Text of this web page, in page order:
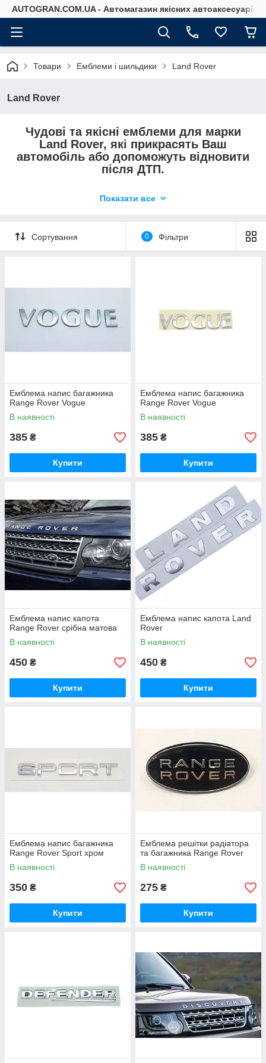
AUTOGRAN.COM.UA - Автомагазин якісних автоаксесуарів
Товари Емблеми і шильдики Land Rover
Land Rover
Чудові та якісні емблеми для марки
Land Rover, які прикрасять Ваш
автомобіль або допоможуть відновити
після ДТП.
емблеми та шильдіки.
Не знайшли те, що потрібно —
перетелефонуйте та уточніть.
Показати все
Сортування 0 Фільтри
Емблема напис багажника
Range Rover Vogue
В наявності
385 ₴
Купити
Емблема напис багажника
Range Rover Vogue
В наявності
385 ₴
Купити
Емблема напис капота
Range Rover срібна матова
В наявності
450 ₴
Купити
Емблема напис капота Land
Rover
В наявності
450 ₴
Купити
Емблема напис багажника
Range Rover Sport хром
В наявності
350 ₴
Купити
Емблема решітки радіатора
та багажника Range Rover
В наявності
275 ₴
Купити